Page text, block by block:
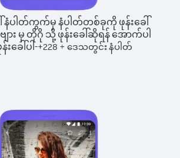
ါ်နံပါတ်ကွက်မှ နံပါတ်တစ်ခုကို ဖုန်းခေါ်
ား မှ တိုဂို သို့ ဖုန်းခေါ်ဆိုရန် အောက်ပါ
ခေါ်ပါ-+228 + ဒေသတွင်း နံပါတ်